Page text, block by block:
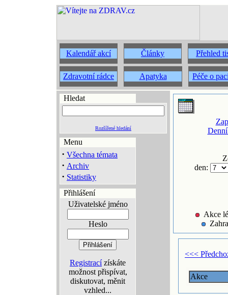
Kalendář akcí Články Přehled
Zdravotní rádce Apatyka Péče o
Hledat
Rozšířené hledání
Menu
· Všechna témata
· Archiv
· Statistiky
Přihlášení
Uživatelské jméno
Heslo
Registracízískáte
možnost přispívat,
diskutovat, měnit
vzhled...
den:
Akce
<<<
Akce